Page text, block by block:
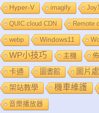
Hyper-V imagify
QUIC.cloud CDN Remote
webp Windows11
WP小技巧 主機
卡通 圖書館 圖片
架站教學 機車維護
音樂播放器